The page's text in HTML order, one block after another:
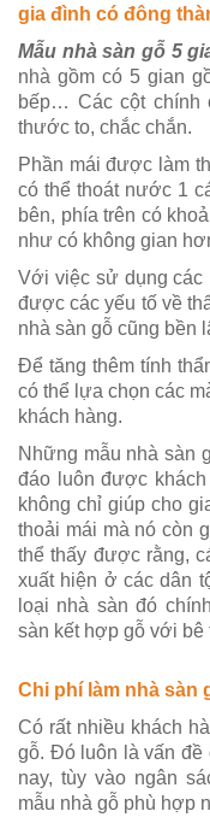
gia đình có đông
Mẫu nhà sàn gỗ 5
nhà gồm có 5 gian
bếp… Các cột chính
thước to, chắc chắn.
Phần mái được làm
có thể thoát nước 1
bên, phía trên có
như có không gian
Với việc sử dụng các
được các yếu tố về
nhà sàn gỗ cũng bền
Để tăng thêm tính
có thể lựa chọn các
khách hàng.
Những mẫu nhà sàn
đáo luôn được
không chỉ giúp cho
thoải mái mà nó còn
thể thấy được rằng,
xuất hiện ở các dân
loại nhà sàn đó
sàn kết hợp gỗ với bê
Chi phí làm nhà sàn
Có rất nhiều khách
gỗ. Đó luôn là vấn đề
nay, tùy vào ngân
mẫu nhà gỗ phù hợp